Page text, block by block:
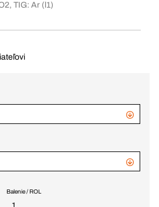
TIG: Ar (l1)
Balenie / ROL